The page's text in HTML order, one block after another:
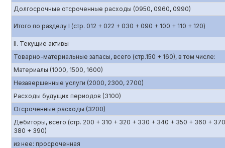
Долгосрочные отсроченные расходы (0950, 0960, 0990)
Итого по разделу I (стр. 012 + 022 + 030 + 090 + 100 + 110 + 120)
II. Текущие активы
Товарно-материальные запасы, всего (стр.150 + 160), в том числе:
Материалы (1000, 1500, 1600)
Незавершенные услуги (2000, 2300, 2700)
Расходы будущих периодов (3100)
Отсроченные расходы (3200)
Дебиторы, всего (стр. 200 + 310 + 320 + 330 + 340 + 350 + 360 +
380 + 390)
из нее: просроченная